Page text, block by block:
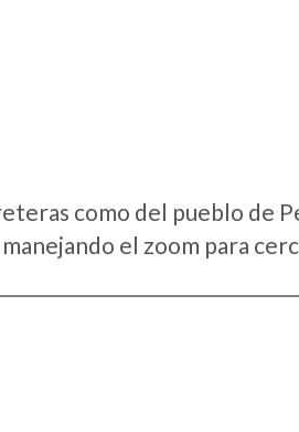
como del pueblo de
el zoom para